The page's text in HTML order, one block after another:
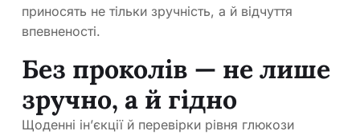
приносять не тільки зручність, а й відчуття
впевненості.
Без проколів — не лише
зручно, а й гідно
Щоденні ін’єкції й перевірки рівня глюкози